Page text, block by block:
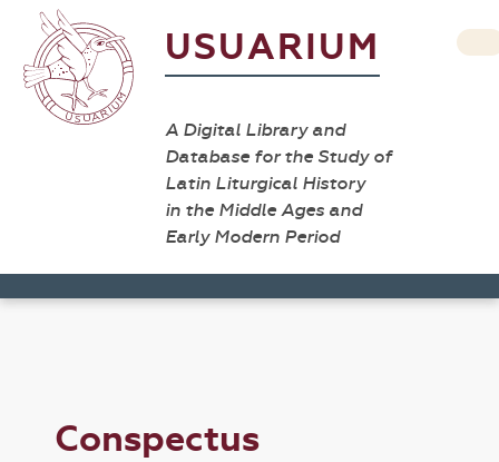
USUARIUM
A Digital Library and
Database for the Study of
Latin Liturgical History
in the Middle Ages and
Early Modern Period
Conspectus